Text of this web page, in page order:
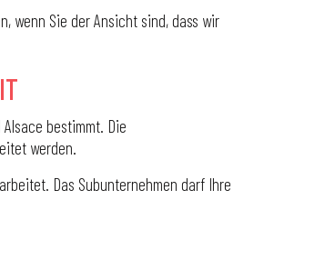
wenn Sie der Ansicht sind, dass wir
bestimmt. Die
werden.
Das Subunternehmen darf Ihre